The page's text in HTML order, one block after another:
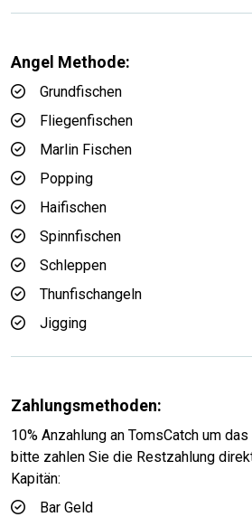
Angel Methode:
Grundfischen
Fliegenfischen
Marlin Fischen
Popping
Haifischen
Spinnfischen
Schleppen
Thunfischangeln
Jigging
Zahlungsmethoden:
10% Anzahlung an TomsCatch um
bitte zahlen Sie die Restzahlung
Kapitän:
Bar Geld